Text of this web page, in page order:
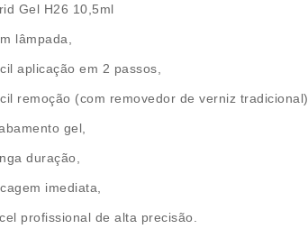
Gel H26 10,5ml
lâmpada
aplicação em 2 passos
remoção (com removedor de verniz tradicional),
gel
duração,
imediata
profissional dealta precisão.